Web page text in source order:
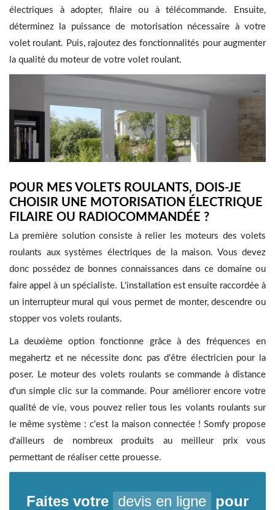
électriques à adopter, filaire ou à télécommande. Ensuite,
déterminez la puissance de motorisation nécessaire à votre
volet roulant. Puis, rajoutez des fonctionnalités pour augmenter
la qualité du moteur de votre volet roulant.
POUR MES VOLETS ROULANTS, DOIS-JE
CHOISIR UNE MOTORISATION ÉLECTRIQUE
FILAIRE OU RADIOCOMMANDÉE ?
La première solution consiste à relier les moteurs des volets
roulants aux systèmes électriques de la maison. Vous devez
donc possédez de bonnes connaissances dans ce domaine ou
faire appel à un spécialiste. L'installation est ensuite raccordée à
un interrupteur mural qui vous permet de monter, descendre ou
stopper vos volets roulants.
La deuxième option fonctionne grâce à des fréquences en
megahertz et ne nécessite donc pas d'être électricien pour la
poser. Le moteur des volets roulants se commande à distance
d'un simple clic sur la commande. Pour améliorer encore votre
qualité de vie, vous pouvez relier tous les volants roulants sur
le même système : c'est la maison connectée ! Somfy propose
d'ailleurs de nombreux produits au meilleur prix vous
permettant de réaliser cette prouesse.
Faites votre devis en ligne pour